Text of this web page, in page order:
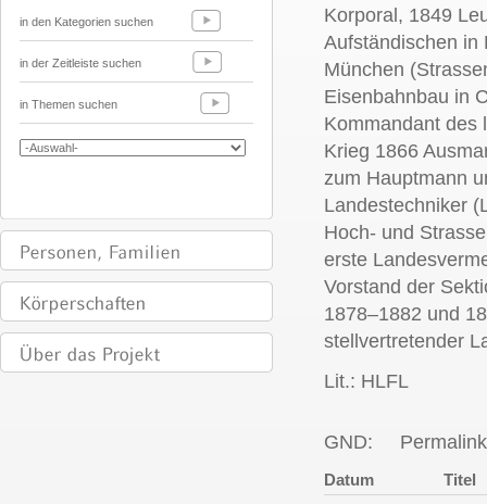
in den Kategorien suchen
in der Zeitleiste suchen
in Themen suchen
Korporal, 1849
Aufständischen in
München
Eisenbahnbau in
Kommandant des
Krieg 1866
zum Hauptmann
Landestechniker
Hoch- und
erste
Vorstand der
1878–1882 und
stellvertretender
Lit.: HLFL
GND:
Datum Titel